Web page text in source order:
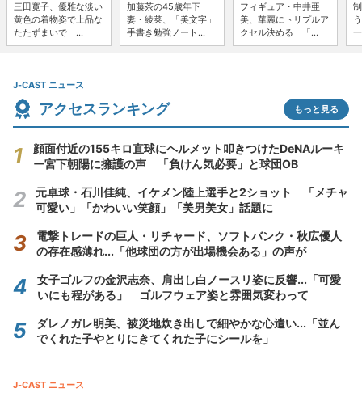
三田寛子、優雅な淡い
黄色の着物姿で上品な
たたずまいで ...
加藤茶の45歳年下
妻・綾菜、「美文字」
手書き勉強ノート...
フィギュア・中井亜
美、華麗にトリプルア
クセル決める 「...
J-CAST ニュース
アクセスランキング もっと見る
顔面付近の155キロ直球にヘルメット叩きつけたDeNAルーキ
ー宮下朝陽に擁護の声 「負けん気必要」と球団OB
元卓球・石川佳純、イケメン陸上選手と2ショット 「メチャ
可愛い」「かわいい笑顔」「美男美女」話題に
電撃トレードの巨人・リチャード、ソフトバンク・秋広優人
の存在感薄れ...「他球団の方が出場機会ある」の声が
女子ゴルフの金沢志奈、肩出し白ノースリ姿に反響...「可愛
いにも程がある」 ゴルフウェア姿と雰囲気変わって
ダレノガレ明美、被災地炊き出しで細やかな心遣い...「並ん
でくれた子やとりにきてくれた子にシールを」
J-CAST ニュース